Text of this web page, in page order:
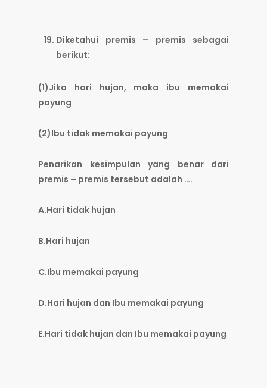
Diketahui premis – premis sebagai
berikut:
(1)Jika hari hujan, maka ibu memakai
payung
(2)Ibu tidak memakai payung
Penarikan kesimpulan yang benar dari
premis – premis tersebut adalah ….
A.Hari tidak hujan
B.Hari hujan
C.Ibu memakai payung
D.Hari hujan dan Ibu memakai payung
E.Hari tidak hujan dan Ibu memakai payung